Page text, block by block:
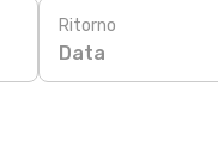
Ritorno
Data